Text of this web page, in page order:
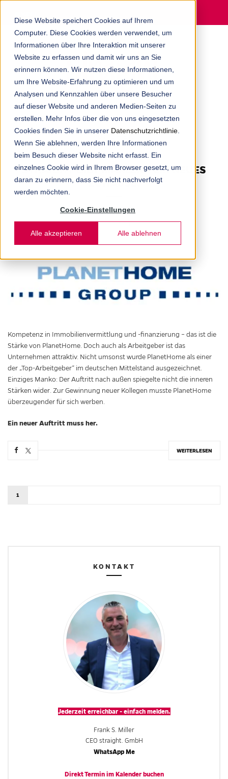
Diese Website speichert Cookies auf Ihrem
Computer. Diese Cookies werden verwendet, um
Informationen über Ihre Interaktion mit unserer
Website zu erfassen und damit wir uns an Sie
erinnern können. Wir nutzen diese Informationen,
um Ihre Website-Erfahrung zu optimieren und um
Analysen und Kennzahlen über unsere Besucher
auf dieser Website und anderen Medien-Seiten zu
erstellen. Mehr Infos über die von uns eingesetzten
Cookies finden Sie in unserer Datenschutzrichtlinie
Wenn Sie ablehnen, werden Ihre Informationen
beim Besuch dieser Website nicht erfasst. Ein
einzelnes Cookie wird in Ihrem Browser gesetzt, um
daran zu erinnern, dass Sie nicht nachverfolgt
werden möchten.
Cookie-Einstellungen
Alle akzeptieren Alle ablehnen
ERFAHREN SIE AUF DEM BLOG ALLES
RUND UM DIE DIGITALAGENTUR AUS
STRAIGHT GIBT MAKLERN EIN NEUES
ZUHAUSE.
STRAIGHT
Kompetenz in Immobilienvermittlung und -finanzierung – das ist die
Stärke von PlanetHome. Doch auch als Arbeitgeber ist das
Unternehmen attraktiv. Nicht umsonst wurde PlanetHome als einer
der „Top-Arbeitgeber“ im deutschen Mittelstand ausgezeichnet.
Einziges Manko: Der Auftritt nach außen spiegelte nicht die inneren
Stärken wider. Zur Gewinnung neuer Kollegen musste PlanetHome
überzeugender für sich werben.
Ein neuer Auftritt muss her.
WEITERLESEN
1
KONTAKT
Jederzeit erreichbar - einfach melden.
Frank S. Miller
CEO straight. GmbH
WhatsApp Me
Direkt Termin im Kalenderbuchen